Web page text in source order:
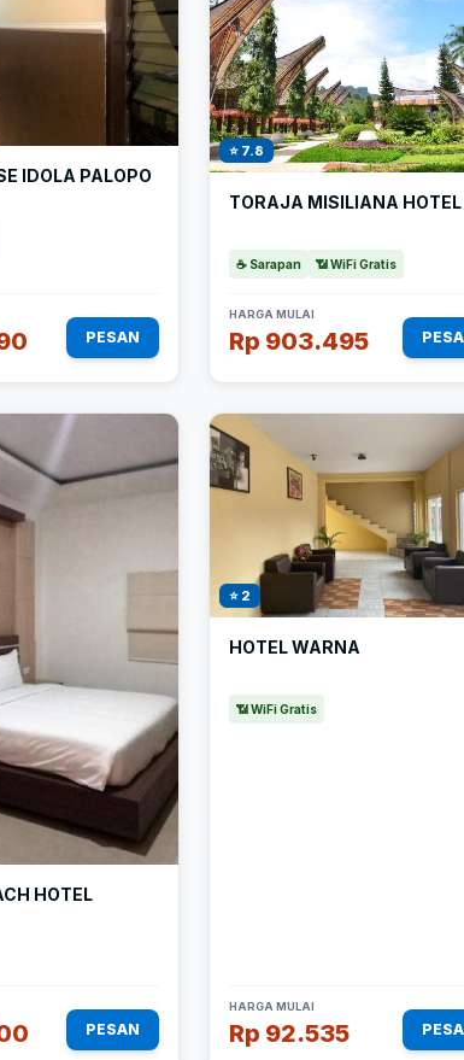
IDOLA PALOPO
PESAN
⭐ 7.8
TORAJA MISILIANA HOTEL
☕ Sarapan 📶 WiFi Gratis
HARGA MULAI
Rp 903.495
HOTEL
PESAN
⭐ 2
HOTEL WARNA
📶 WiFi Gratis
HARGA MULAI
Rp 92.535